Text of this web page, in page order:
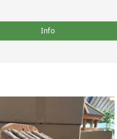
Info